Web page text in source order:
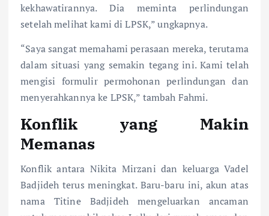
kekhawatirannya. Dia meminta perlindungan
setelah melihat kami di LPSK,” ungkapnya.
“Saya sangat memahami perasaan mereka, terutama
dalam situasi yang semakin tegang ini. Kami telah
mengisi formulir permohonan perlindungan dan
menyerahkannya ke LPSK,” tambah Fahmi.
Konflik yang Makin
Memanas
Konflik antara Nikita Mirzani dan keluarga Vadel
Badjideh terus meningkat. Baru-baru ini, akun atas
nama Titine Badjideh mengeluarkan ancaman